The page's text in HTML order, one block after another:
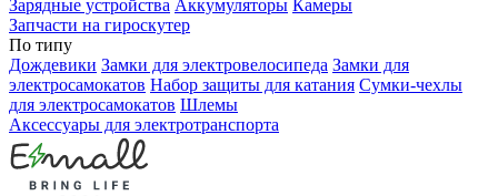
Зарядные устройства Аккумуляторы Камеры
Запчасти на гироскутер
По типу
Дождевики Замки для электровелосипеда Замки для
электросамокатов Набор защиты для катания Сумки-чехлы
для электросамокатов Шлемы
Аксессуары для электротранспорта